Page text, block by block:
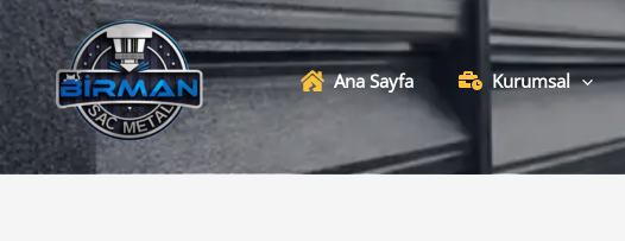
İçeriğe
atla
Ana Sayfa
Kurumsal